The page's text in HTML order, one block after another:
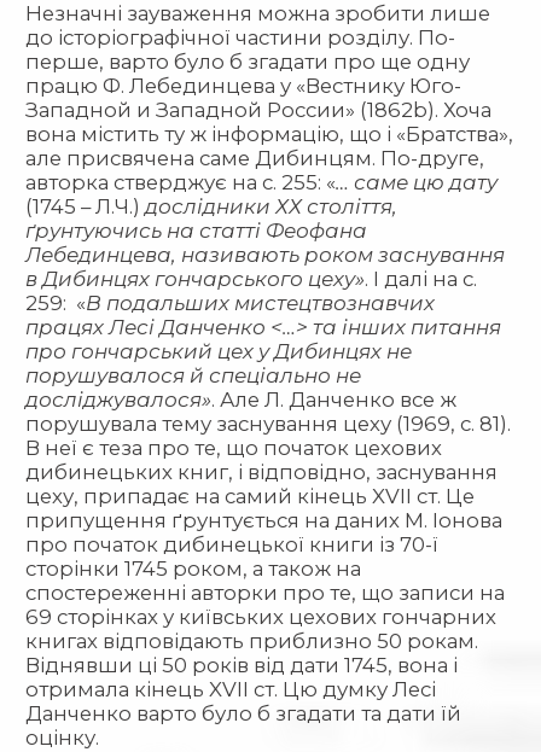
Незначні зауваження можна зробити лише
до історіографічної частини розділу. По-
перше, варто було б згадати про ще одну
працю Ф. Лебединцева у «Вестнику Юго-
Западной и Западной России» (1862b). Хоча
вона містить ту ж інформацію, що і «Братства»,
але присвячена саме Дибинцям. По-друге,
авторка стверджує на с. 255: «… саме цю дату
(1745 – Л.Ч.) дослідники ХХ століття,
ґрунтуючись на статті Феофана
Лебединцева, називають роком заснування
в Дибинцях гончарського цеху». І далі на с.
259: «В подальших мистецтвознавчих
працях Лесі Данченко <…> та інших питання
про гончарський цех у Дибинцях не
порушувалося й спеціально не
досліджувалося». Але Л. Данченко все ж
порушувала тему заснування цеху (1969, с. 81).
В неї є теза про те, що початок цехових
дибинецьких книг, і відповідно, заснування
цеху, припадає на самий кінець XVII ст. Це
припущення ґрунтується на даних М. Іонова
про початок дибинецької книги із 70-ї
сторінки 1745 роком, а також на
спостереженні авторки про те, що записи на
69 сторінках у київських цехових гончарних
книгах відповідають приблизно 50 рокам.
Віднявши ці 50 років від дати 1745, вона і
отримала кінець XVII ст. Цю думку Лесі
Данченко варто було б згадати та дати їй
оцінку.